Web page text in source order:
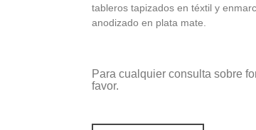
tableros tapizados en téxtil y
anodizado en plata mate.
Para cualquier consulta sobre
favor.